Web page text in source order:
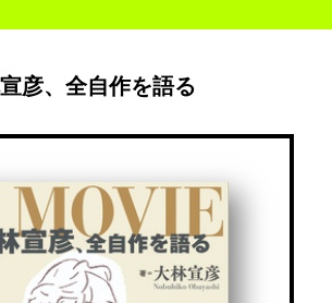
彦、全自作を語る